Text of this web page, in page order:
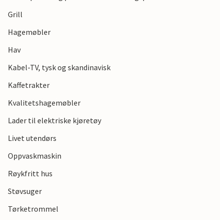
Så du kan se frem til en avslappende og spennende tid i
Grill
Hagemøbler
Hav
Kabel-TV, tysk og skandinavisk
Kaffetrakter
Kvalitetshagemøbler
Lader til elektriske kjøretøy
Livet utendørs
Oppvaskmaskin
Røykfritt hus
Støvsuger
Tørketrommel